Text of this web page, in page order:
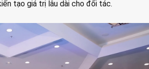
tạo giá trị lâu dài cho đối tác.